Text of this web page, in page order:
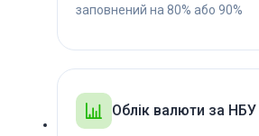
заповнений на 80% або 90%
Облік валюти за НБУ